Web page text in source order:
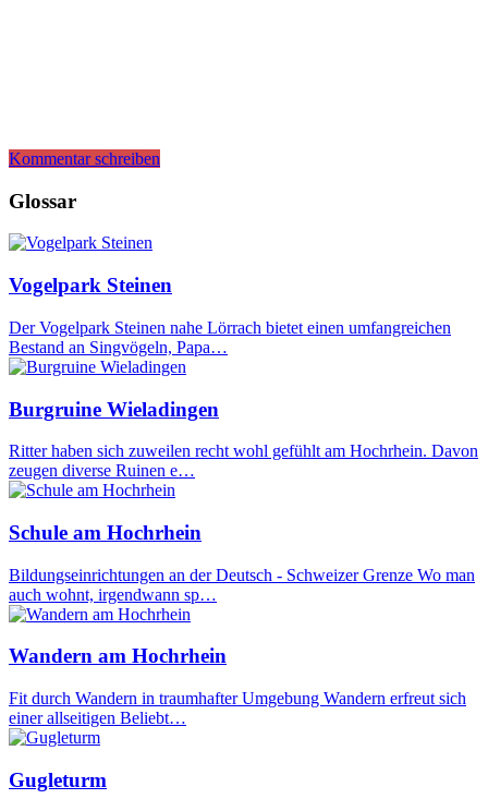
Kommentar schreiben
Glossar
Vogelpark Steinen
Der Vogelpark Steinen nahe Lörrach bietet einen umfangreichen
Bestand an Singvögeln, Papa…
Burgruine Wieladingen
Ritter haben sich zuweilen recht wohl gefühlt am Hochrhein. Davon
zeugen diverse Ruinen e…
Schule am Hochrhein
Bildungseinrichtungen an der Deutsch - Schweizer Grenze Wo man
auch wohnt, irgendwann sp…
Wandern am Hochrhein
Fit durch Wandern in traumhafter Umgebung Wandern erfreut sich
einer allseitigen Beliebt…
Gugleturm